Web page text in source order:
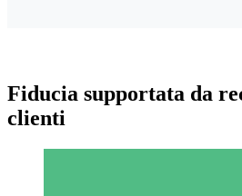
Fiducia supportata da
clienti